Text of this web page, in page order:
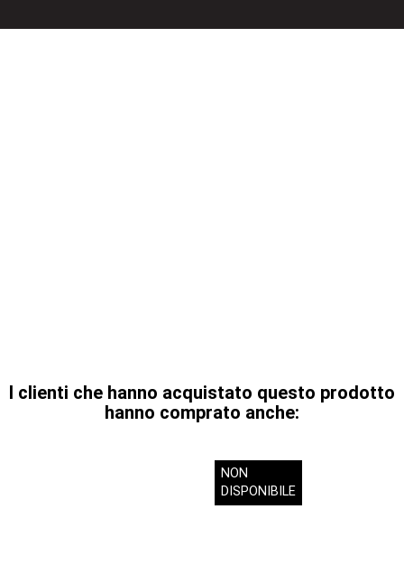
I clienti che hanno acquistato questo prodotto
hanno comprato anche:
NON
DISPONIBILE